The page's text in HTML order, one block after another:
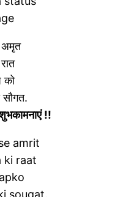
को
शुभकामनाएं !!
amrit
ki raat
sougat.